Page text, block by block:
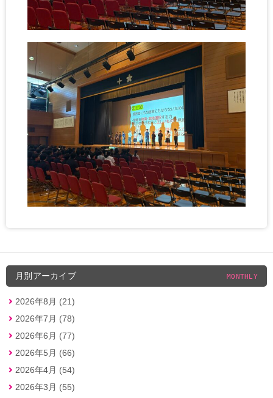
月別アーカイブ MONTHLY
2026年8月 (21)
2026年7月 (78)
2026年6月 (77)
2026年5月 (66)
2026年4月 (54)
2026年3月 (55)